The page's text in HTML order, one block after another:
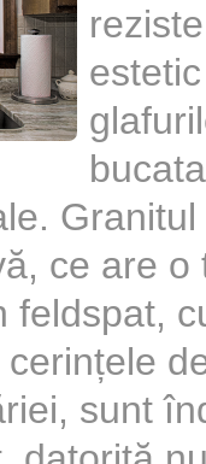
ce are
feldspat,
sunt